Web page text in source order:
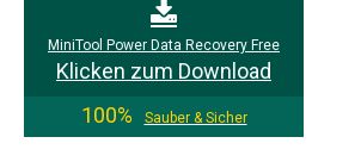
MiniTool Power Data Recovery Free
Klicken zum Download
100%
Sauber & Sicher